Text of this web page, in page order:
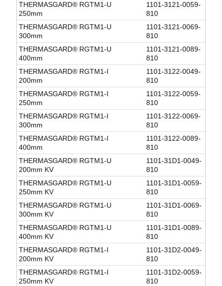
THERMASGARD® RGTM1-U
250mm
1101-3121-0059-
810
THERMASGARD® RGTM1-U
300mm
1101-3121-0069-
810
THERMASGARD® RGTM1-U
400mm
1101-3121-0089-
810
THERMASGARD® RGTM1-I
200mm
1101-3122-0049-
810
THERMASGARD® RGTM1-I
250mm
1101-3122-0059-
810
THERMASGARD® RGTM1-I
300mm
1101-3122-0069-
810
THERMASGARD® RGTM1-I
400mm
1101-3122-0089-
810
THERMASGARD® RGTM1-U
200mm KV
1101-31D1-0049-
810
THERMASGARD® RGTM1-U
250mm KV
1101-31D1-0059-
810
THERMASGARD® RGTM1-U
300mm KV
1101-31D1-0069-
810
THERMASGARD® RGTM1-U
400mm KV
1101-31D1-0089-
810
THERMASGARD® RGTM1-I
200mm KV
1101-31D2-0049-
810
THERMASGARD® RGTM1-I
250mm KV
1101-31D2-0059-
810